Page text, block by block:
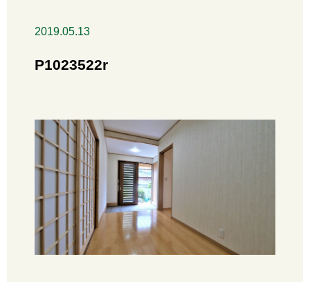
2019.05.13
P1023522r